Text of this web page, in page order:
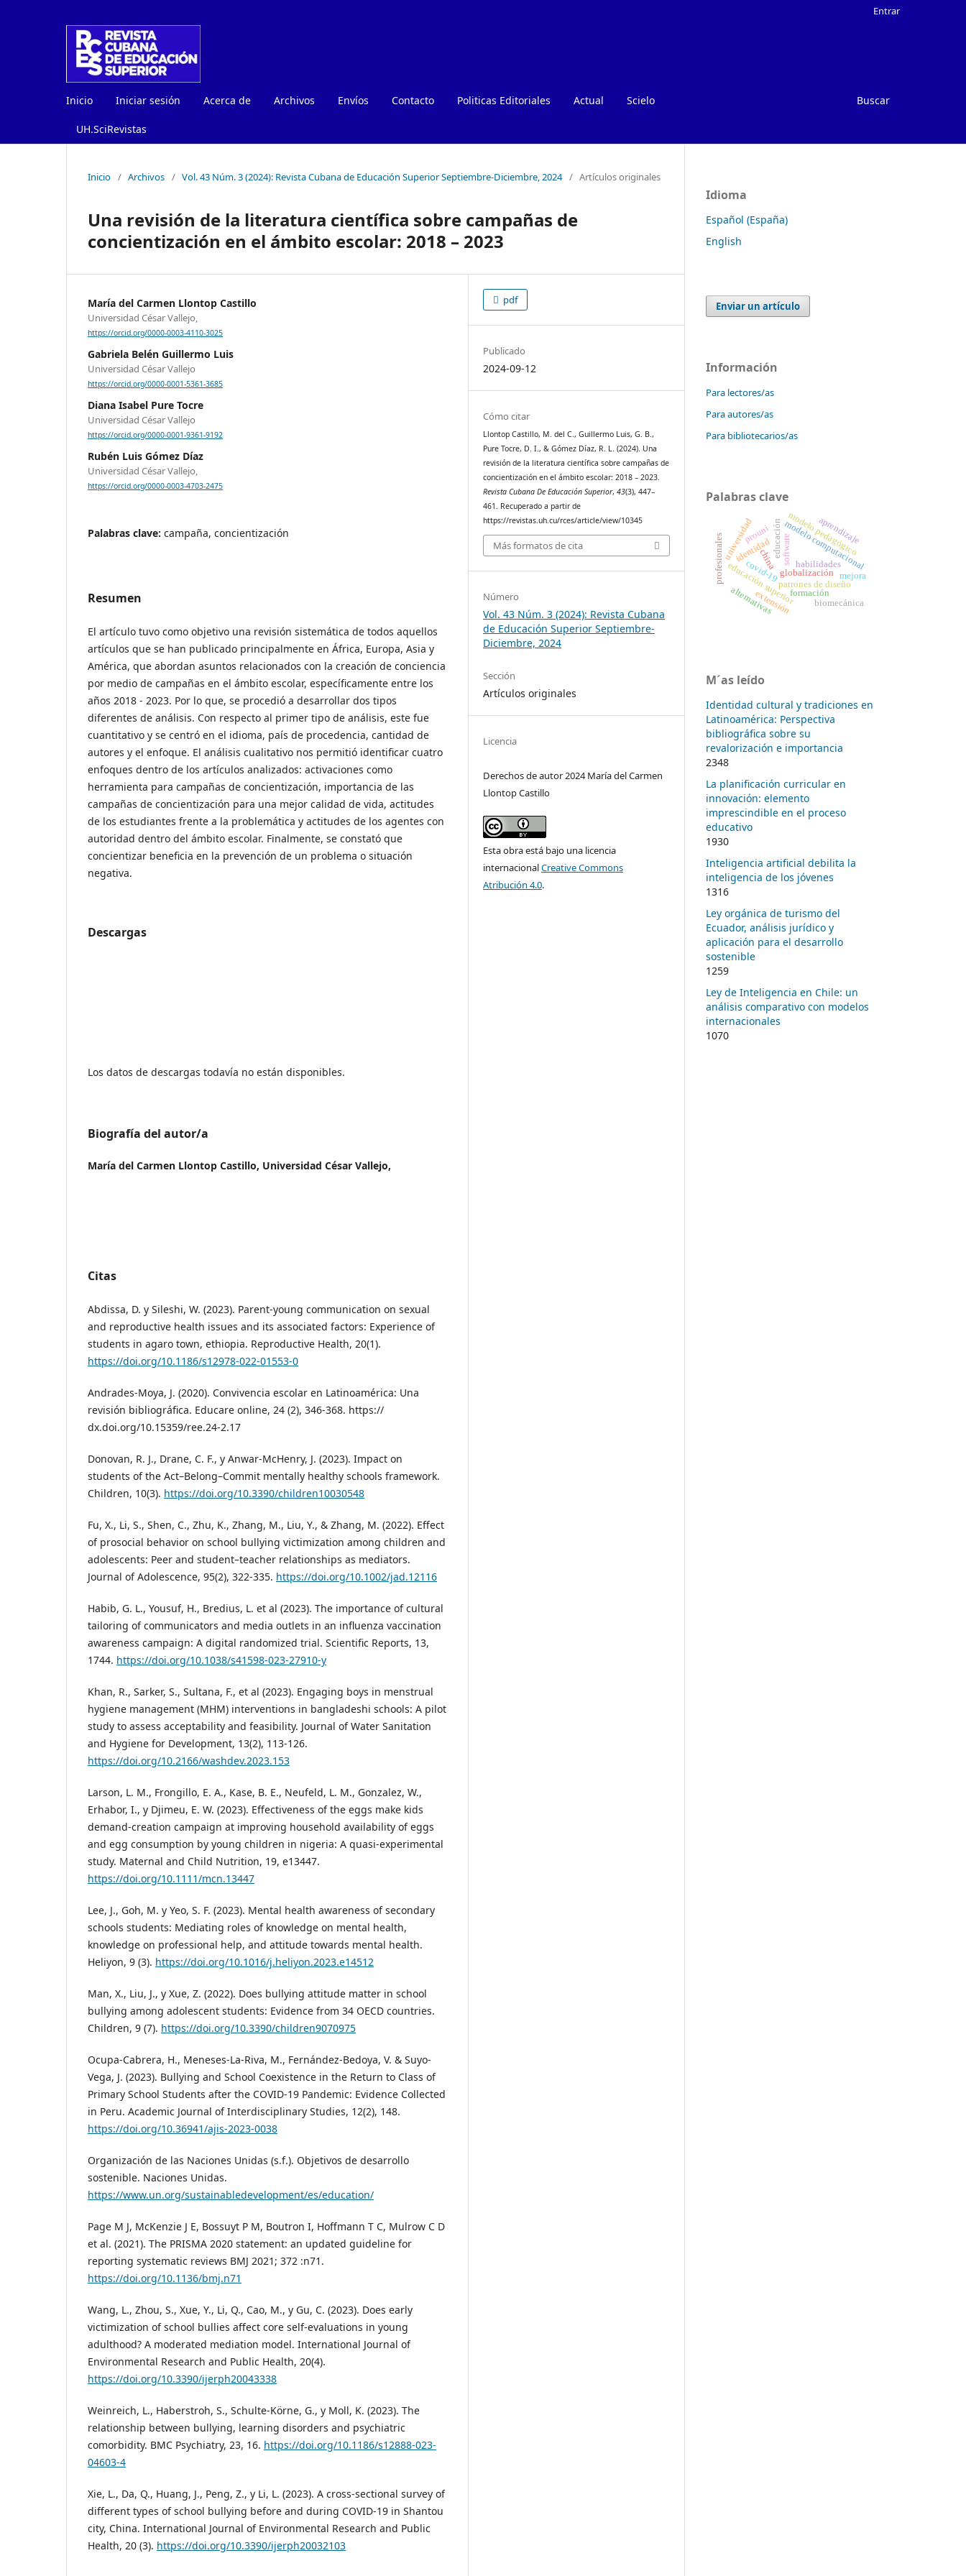
Inicio Iniciar sesión Acerca de Archivos Envíos Contacto Politicas Editoriales Actual Scielo
UH.SciRevistas
Buscar
Entrar
Inicio / Archivos / Vol. 43 Núm. 3 (2024): Revista Cubana de Educación Superior Septiembre-Diciembre, 2024 / Artículos originales
Una revisión de la literatura científica sobre campañas de
concientización en el ámbito escolar: 2018 – 2023
María del Carmen Llontop Castillo
Universidad César Vallejo,
https://orcid.org/0000-0003-4110-3025
Gabriela Belén Guillermo Luis
Universidad César Vallejo
https://orcid.org/0000-0001-5361-3685
Diana Isabel Pure Tocre
Universidad César Vallejo
https://orcid.org/0000-0001-9361-9192
Rubén Luis Gómez Díaz
Universidad César Vallejo,
https://orcid.org/0000-0003-4703-2475
Palabras clave: campaña, concientización
Resumen
El artículo tuvo como objetivo una revisión sistemática de todos aquellos
artículos que se han publicado principalmente en África, Europa, Asia y
América, que abordan asuntos relacionados con la creación de conciencia
por medio de campañas en el ámbito escolar, específicamente entre los
años 2018 - 2023. Por lo que, se procedió a desarrollar dos tipos
diferentes de análisis. Con respecto al primer tipo de análisis, este fue
cuantitativo y se centró en el idioma, país de procedencia, cantidad de
autores y el enfoque. El análisis cualitativo nos permitió identificar cuatro
enfoques dentro de los artículos analizados: activaciones como
herramienta para campañas de concientización, importancia de las
campañas de concientización para una mejor calidad de vida, actitudes
de los estudiantes frente a la problemática y actitudes de los agentes con
autoridad dentro del ámbito escolar. Finalmente, se constató que
concientizar beneficia en la prevención de un problema o situación
negativa.
Descargas
Los datos de descargas todavía no están disponibles.
Biografía del autor/a
María del Carmen Llontop Castillo, Universidad César Vallejo,
Citas
Abdissa, D. y Sileshi, W. (2023). Parent-young communication on sexual
and reproductive health issues and its associated factors: Experience of
students in agaro town, ethiopia. Reproductive Health, 20(1).
https://doi.org/10.1186/s12978-022-01553-0
Andrades-Moya, J. (2020). Convivencia escolar en Latinoamérica: Una
revisión bibliográfica. Educare online, 24 (2), 346-368. https://
dx.doi.org/10.15359/ree.24-2.17
Donovan, R. J., Drane, C. F., y Anwar-McHenry, J. (2023). Impact on
students of the Act–Belong–Commit mentally healthy schools framework.
Children, 10(3). https://doi.org/10.3390/children10030548
Fu, X., Li, S., Shen, C., Zhu, K., Zhang, M., Liu, Y., & Zhang, M. (2022). Effect
of prosocial behavior on school bullying victimization among children and
adolescents: Peer and student–teacher relationships as mediators.
Journal of Adolescence, 95(2), 322-335. https://doi.org/10.1002/jad.12116
Habib, G. L., Yousuf, H., Bredius, L. et al (2023). The importance of cultural
tailoring of communicators and media outlets in an influenza vaccination
awareness campaign: A digital randomized trial. Scientific Reports, 13,
1744. https://doi.org/10.1038/s41598-023-27910-y
Khan, R., Sarker, S., Sultana, F., et al (2023). Engaging boys in menstrual
hygiene management (MHM) interventions in bangladeshi schools: A pilot
study to assess acceptability and feasibility. Journal of Water Sanitation
and Hygiene for Development, 13(2), 113-126.
https://doi.org/10.2166/washdev.2023.153
Larson, L. M., Frongillo, E. A., Kase, B. E., Neufeld, L. M., Gonzalez, W.,
Erhabor, I., y Djimeu, E. W. (2023). Effectiveness of the eggs make kids
demand-creation campaign at improving household availability of eggs
and egg consumption by young children in nigeria: A quasi-experimental
study. Maternal and Child Nutrition, 19, e13447.
https://doi.org/10.1111/mcn.13447
Lee, J., Goh, M. y Yeo, S. F. (2023). Mental health awareness of secondary
schools students: Mediating roles of knowledge on mental health,
knowledge on professional help, and attitude towards mental health.
Heliyon, 9 (3). https://doi.org/10.1016/j.heliyon.2023.e14512
Man, X., Liu, J., y Xue, Z. (2022). Does bullying attitude matter in school
bullying among adolescent students: Evidence from 34 OECD countries.
Children, 9 (7). https://doi.org/10.3390/children9070975
Ocupa-Cabrera, H., Meneses-La-Riva, M., Fernández-Bedoya, V. & Suyo-
Vega, J. (2023). Bullying and School Coexistence in the Return to Class of
Primary School Students after the COVID-19 Pandemic: Evidence Collected
in Peru. Academic Journal of Interdisciplinary Studies, 12(2), 148.
https://doi.org/10.36941/ajis-2023-0038
Organización de las Naciones Unidas (s.f.). Objetivos de desarrollo
sostenible. Naciones Unidas.
https://www.un.org/sustainabledevelopment/es/education/
Page M J, McKenzie J E, Bossuyt P M, Boutron I, Hoffmann T C, Mulrow C D
et al. (2021). The PRISMA 2020 statement: an updated guideline for
reporting systematic reviews BMJ 2021; 372 :n71.
https://doi.org/10.1136/bmj.n71
Wang, L., Zhou, S., Xue, Y., Li, Q., Cao, M., y Gu, C. (2023). Does early
victimization of school bullies affect core self-evaluations in young
adulthood? A moderated mediation model. International Journal of
Environmental Research and Public Health, 20(4).
https://doi.org/10.3390/ijerph20043338
Weinreich, L., Haberstroh, S., Schulte-Körne, G., y Moll, K. (2023). The
relationship between bullying, learning disorders and psychiatric
comorbidity. BMC Psychiatry, 23, 16. https://doi.org/10.1186/s12888-023-
04603-4
Xie, L., Da, Q., Huang, J., Peng, Z., y Li, L. (2023). A cross-sectional survey of
different types of school bullying before and during COVID-19 in Shantou
city, China. International Journal of Environmental Research and Public
Health, 20 (3). https://doi.org/10.3390/ijerph20032103
pdf
Publicado
2024-09-12
Cómo citar
Llontop Castillo, M. del C., Guillermo Luis, G. B.,
Pure Tocre, D. I., & Gómez Díaz, R. L. (2024). Una
revisión de la literatura científica sobre campañas de
concientización en el ámbito escolar: 2018 – 2023.
Revista Cubana De Educación Superior,43(3), 447–
461. Recuperado a partir de
https://revistas.uh.cu/rces/article/view/10345
Más formatos de cita
Número
Vol. 43 Núm. 3 (2024): Revista Cubana
de Educación Superior Septiembre-
Diciembre, 2024
Sección
Artículos originales
Licencia
Derechos de autor 2024 María del Carmen
Llontop Castillo
Esta obra está bajo una licencia
internacionalCreative Commons
Atribución 4.0.
Idioma
Español (España)
English
Enviar un artículo
Información
Para lectores/as
Para autores/as
Para bibliotecarios/as
Palabras clave
china
educación superiorglobalización
identidad modelo computacional
patrones de diseño
software
universidad
formación
modelo pedagógico
profesionales
biomecánica
habilidades
aprendizaje
extensión
alternativas
mejora
educación
covid-19
prouni
M´as leído
Identidad cultural y tradiciones en
Latinoamérica: Perspectiva
bibliográfica sobre su
revalorización e importancia
2348
La planificación curricular en
innovación: elemento
imprescindible en el proceso
educativo
1930
Inteligencia artificial debilita la
inteligencia de los jóvenes
1316
Ley orgánica de turismo del
Ecuador, análisis jurídico y
aplicación para el desarrollo
sostenible
1259
Ley de Inteligencia en Chile: un
análisis comparativo con modelos
internacionales
1070